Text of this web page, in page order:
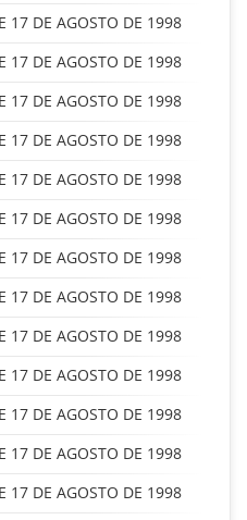
17 DE AGOSTO DE 1998
17 DE AGOSTO DE 1998
17 DE AGOSTO DE 1998
17 DE AGOSTO DE 1998
17 DE AGOSTO DE 1998
17 DE AGOSTO DE 1998
17 DE AGOSTO DE 1998
17 DE AGOSTO DE 1998
17 DE AGOSTO DE 1998
17 DE AGOSTO DE 1998
17 DE AGOSTO DE 1998
17 DE AGOSTO DE 1998
17 DE AGOSTO DE 1998